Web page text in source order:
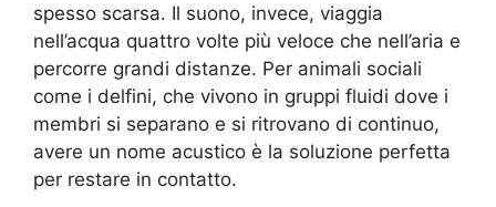
spesso scarsa. Il suono, invece, viaggia
nell’acqua quattro volte più veloce che nell’aria e
percorre grandi distanze. Per animali sociali
come i delfini, che vivono in gruppi fluidi dove i
membri si separano e si ritrovano di continuo,
avere un nome acustico è la soluzione perfetta
per restare in contatto.